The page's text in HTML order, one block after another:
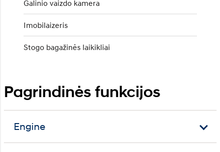
Galinio vaizdo kamera
Imobilaizeris
Stogo bagažinės laikikliai
Pagrindinės funkcijos
Engine